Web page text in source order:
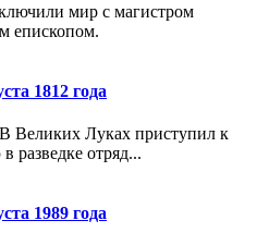
мир с магистром
епископом.
1812 года
Великих Луках приступил к
разведке отряд...
1989 года